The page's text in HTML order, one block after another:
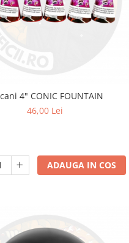
4" CONIC FOUNTAIN
46,00 Lei
ADAUGA IN COS